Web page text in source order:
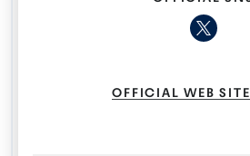
OFFICIAL WEB SITE